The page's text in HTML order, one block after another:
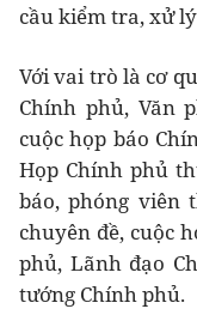
cầu kiểm tra, xử
Với vai trò là cơ
Chính phủ, Văn
cuộc họp báo
Họp Chính phủ
báo, phóng viên
chuyên đề, cuộc
phủ, Lãnh đạo
tướng Chính phủ.